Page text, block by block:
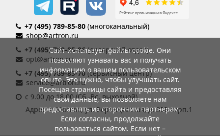
+7 (495) 789-85-80 (многоканальный)
shop@artron.ru
+7 (495) 789-85-86(дилерский отдел)
opt@artron.ru
+7 (495) 789-85-70 (сервисный центр)
service@artron.ru
с 9.00 до 18.00 (Сб.-Вс. выходной)
Адрес: г. Москва, ул. Воронцовская, д. 35Б корп.1
Сайт использует файлы cookie. Они
позволяют узнавать вас и получать
информацию о вашем пользовательском
опыте. Это нужно, чтобы улучшать сайт.
Посещая страницы сайта и предоставляя
свои данные, вы позволяете нам
предоставлять их сторонним партнерам.
Если согласны, продолжайте
пользоваться сайтом. Если нет –